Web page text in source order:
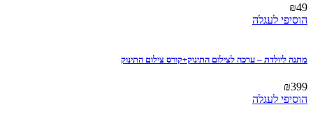
₪49
הוסיפי לעגלה
מתנה ליולדת – ערכה לצילום התינוק+קורס צילום התינוק
₪399
הוסיפי לעגלה